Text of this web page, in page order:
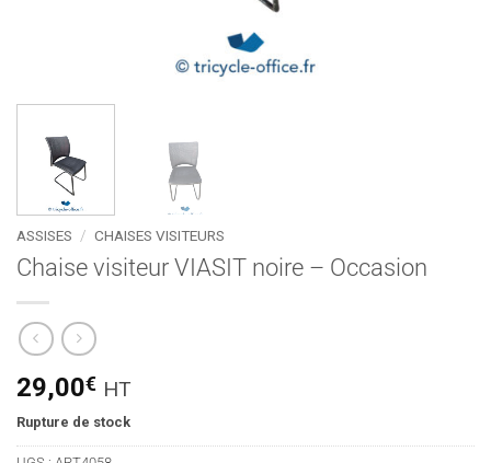
ASSISES / CHAISES VISITEURS
Chaise visiteur VIASIT noire – Occasion
29,00€ HT
Rupture de stock